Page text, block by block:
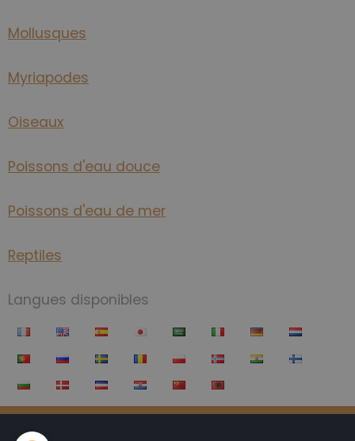
Mollusques
Myriapodes
Oiseaux
Poissons d'eau douce
Poissons d'eau de mer
Reptiles
Langues disponibles